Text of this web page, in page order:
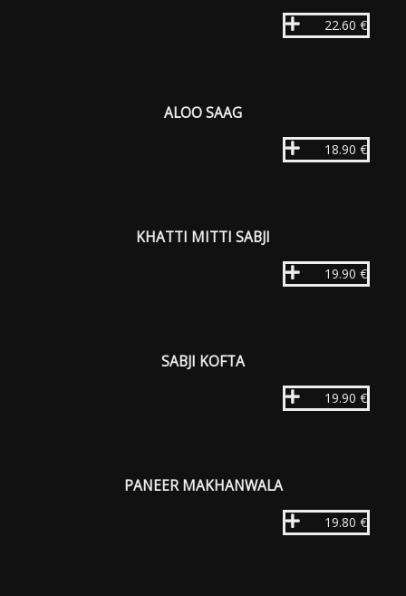
22.60 €
ALOO SAAG
18.90 €
KHATTI MITTI SABJI
19.90 €
SABJI KOFTA
19.90 €
PANEER MAKHANWALA
19.80 €